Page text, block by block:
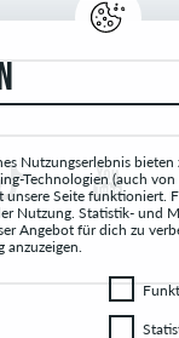
Nutzungserlebnis
Technologien (auch
Seite funktioniert.
Nutzung. Statistik- und
Angebot für dich zu
anzuzeigen.
Funktional
Statistik